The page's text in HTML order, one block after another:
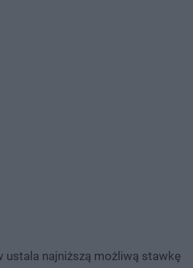
ustala najniższą możliwą stawkę